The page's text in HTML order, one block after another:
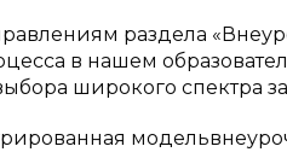
раздела
в нашем
широкого спектра